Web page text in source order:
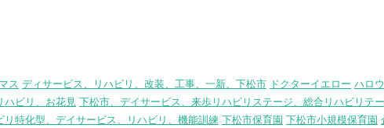
ス ディサービス、リハビリ、改装、工事、一新、下松市 ドクターイエロー ハロ
ハビリ、お花見 下松市、デイサービス、来歩リハビリステージ、総合リハビリ
特化型、デイサービス、リハビリ、機能訓練 下松市保育園 下松市小規模保育園